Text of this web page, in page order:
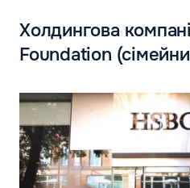
Холдингова
Foundation